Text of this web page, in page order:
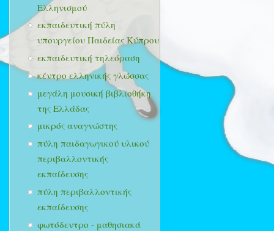
Ελληνισμού
εκπαιδευτική πύλη
υπουργείου Παιδείας Κύπρου
εκπαιδευτική τηλεόραση
κέντρο ελληνικής γλώσσας
μεγάλη μουσική βιβλιοθήκη
της Ελλάδας
μικρός αναγνώστης
πύλη παιδαγωγικού υλικού
περιβαλλοντικής
εκπαίδευσης
πύλη περιβαλλοντικής
εκπαίδευσης
φωτόδεντρο - μαθησιακά